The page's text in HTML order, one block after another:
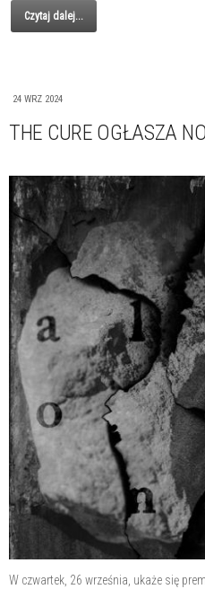
Czytaj dalej...
24 WRZ 2024
THE CURE OGŁASZA
W czwartek, 26 września, ukaże się